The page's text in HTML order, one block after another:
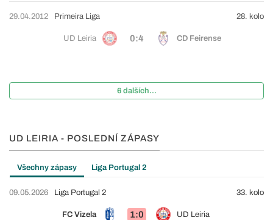
29.04.2012
UD Leiria 0:4 CD Feirense
Primeira Liga 28. kolo
6 dalších...
UD LEIRIA - POSLEDNÍ ZÁPASY
Všechny zápasy Liga Portugal 2
09.05.2026
FC Vizela 1:0 UD Leiria
Liga Portugal 2 33. kolo